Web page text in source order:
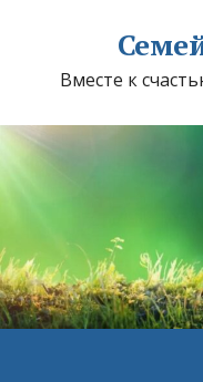
Вместе к